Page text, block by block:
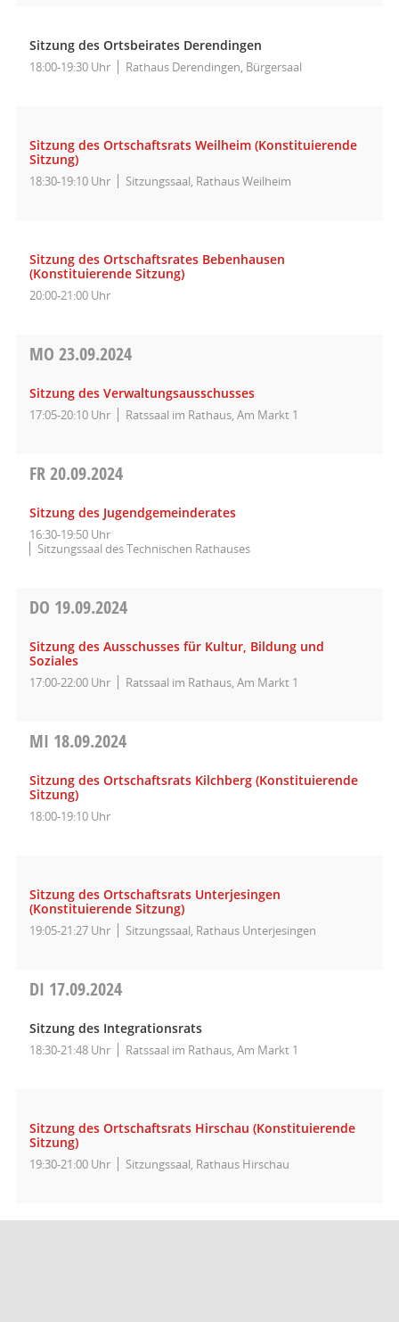
Sitzung des Ortsbeirates Derendingen
18:00-19:30 Uhr Rathaus Derendingen, Bürgersaal
Sitzung des Ortschaftsrats Weilheim (Konstituierende
Sitzung)
18:30-19:10 Uhr Sitzungssaal, Rathaus Weilheim
Sitzung des Ortschaftsrates Bebenhausen
(Konstituierende Sitzung)
20:00-21:00 Uhr
MO 23.09.2024
Sitzung des Verwaltungsausschusses
17:05-20:10 Uhr Ratssaal im Rathaus, Am Markt 1
FR20.09.2024
Sitzung des Jugendgemeinderates
16:30-19:50 Uhr
Sitzungssaal des Technischen Rathauses
DO 19.09.2024
Sitzung des Ausschusses für Kultur, Bildung und
Soziales
17:00-22:00 Uhr Ratssaal im Rathaus, Am Markt 1
MI 18.09.2024
Sitzung des Ortschaftsrats Kilchberg (Konstituierende
Sitzung)
18:00-19:10 Uhr
Sitzung des Ortschaftsrats Unterjesingen
(Konstituierende Sitzung)
19:05-21:27 Uhr Sitzungssaal, Rathaus Unterjesingen
DI 17.09.2024
Sitzung des Integrationsrats
18:30-21:48 Uhr Ratssaal im Rathaus, Am Markt 1
Sitzung des Ortschaftsrats Hirschau (Konstituierende
Sitzung)
19:30-21:00 Uhr Sitzungssaal, Rathaus Hirschau